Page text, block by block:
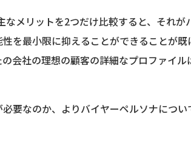
メリットを2つだけ比較すると、それ
を最小限に抑えることができることが
会社の理想の顧客の詳細なプロファイ
要なのか、よりバイヤーペルソナについ